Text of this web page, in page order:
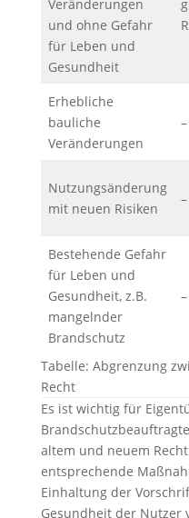
Veränderungen
und ohne Gefahr
für Leben und
Gesundheit
Erhebliche
bauliche
Veränderungen
–
Nutzungsänderung
mit neuen Risiken
–
Bestehende Gefahr
für Leben und
Gesundheit, z.B.
mangelnder
Brandschutz
–
Tabelle: Abgrenzung
Recht
Es ist wichtig für
altem und neuem
entsprechende
Einhaltung der
Gesundheit der Nutzer